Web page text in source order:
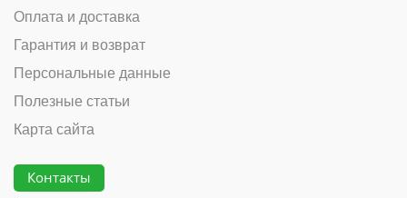
Оплата и доставка
Гарантия и возврат
Персональные данные
Полезные статьи
Карта сайта
Контакты